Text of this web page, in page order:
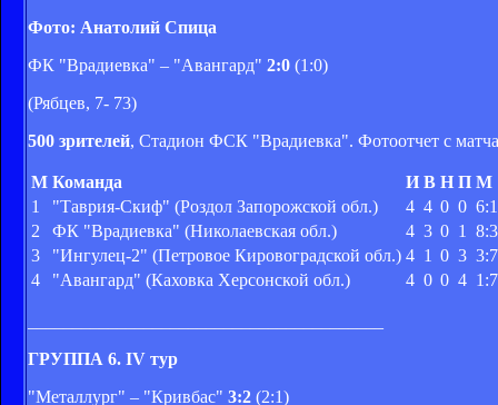
Фото: Анатолий Спица
ФК "Врадиевка" – "Авангард" 2:0 (1:0)
(Рябцев, 7- 73)
500 зрителей, Стадион ФСК "Врадиевка". Фотоотчет с матча
М Команда И В Н П М
1
"Таврия-Скиф" (Роздол Запорожской обл.) 4 4 0 0 6:1
2
ФК "Врадиевка" (Николаевская обл.) 4 3 0 1
8:3
3
"Ингулец-2" (Петровое Кировоградской обл.) 4 1 0 3 3:7
4
"Авангард" (Каховка Херсонской обл.) 4 0 0 4 1:7
ГРУППА 6. IV тур
"Металлург" – "Кривбас" 3:2 (2:1)